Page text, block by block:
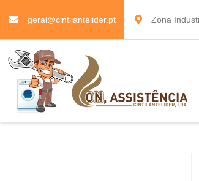
geral@cintilantelider.pt Zona